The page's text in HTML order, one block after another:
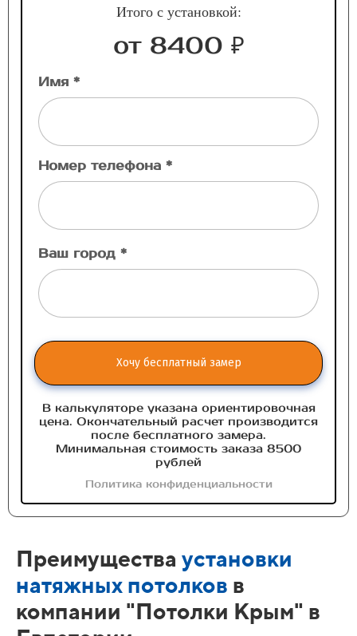
Итого с установкой:
от 8400 ₽
Имя *
Номер телефона *
Ваш город *
Хочу бесплатный замер
В калькуляторе указана ориентировочная
цена. Окончательный расчет производится
после бесплатного замера.
Минимальная стоимость заказа 8500
рублей
Политика конфиденциальности
Преимущества установки
натяжных потолков в
компании "Потолки Крым" в